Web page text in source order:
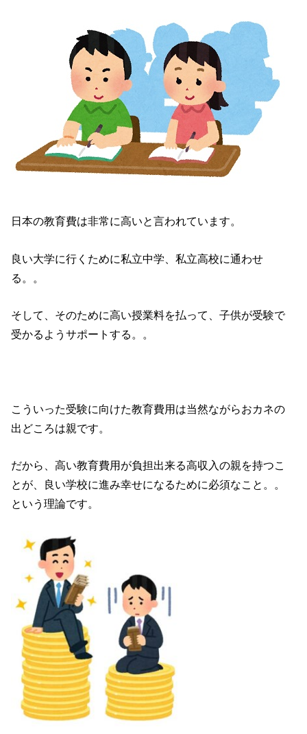
日本の教育費は非常に高いと言われています。
良い大学に行くために私立中学、私立高校に通わせ
る。。
そして、そのために高い授業料を払って、子供が受験で
受かるようサポートする。。
こういった受験に向けた教育費用は当然ながらおカネの
出どころは親です。
だから、高い教育費用が負担出来る高収入の親を持つこ
とが、良い学校に進み幸せになるために必須なこと。。
という理論です。